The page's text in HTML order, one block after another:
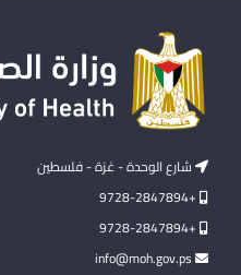
شارع الوحدة - غزة - فلسطين
+9728-2847894
+9728-2847894